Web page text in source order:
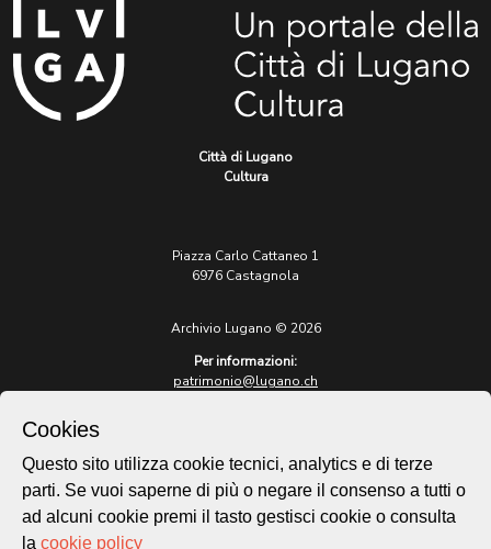
Città di Lugano
Cultura
Piazza Carlo Cattaneo 1
6976 Castagnola
Archivio Lugano © 2026
Per informazioni:
patrimonio@lugano.ch
lugano.ch
Cookie policy
Cookies
Questo sito utilizza cookie tecnici, analytics e di terze
parti. Se vuoi saperne di più o negare il consenso a tutti o
ad alcuni cookie premi il tasto gestisci cookie o consulta
la cookie policy